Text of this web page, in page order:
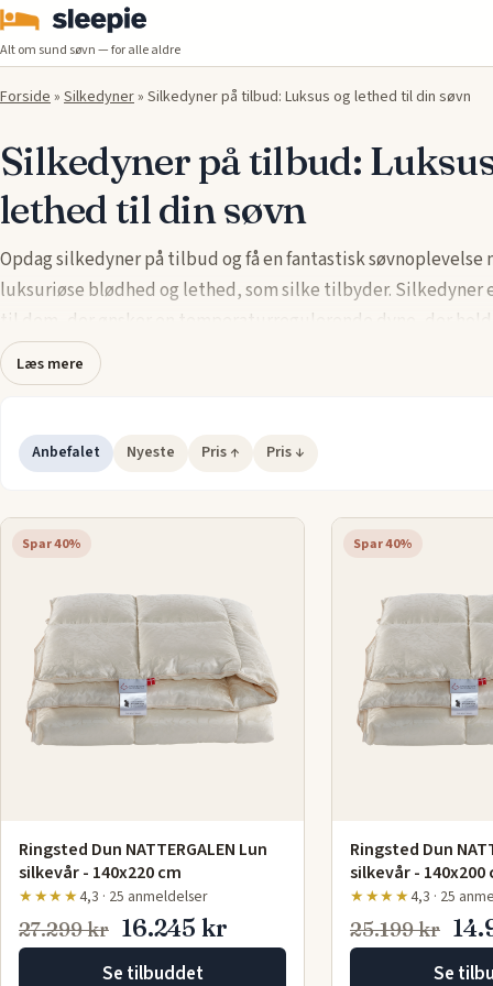
Alt om sund søvn — for alle aldre
Forside» Silkedyner» Silkedyner på tilbud: Luksus og lethed til din søvn
Silkedyner på tilbud:
lethed til din søvn
Opdag silkedyner på tilbud og få en fantastisk søvnoplevelse
luksuriøse blødhed og lethed, som silke tilbyder. Silkedyner
til dem, der ønsker en temperaturregulerende dyne, der
kølig om sommeren og varm om vinteren. Silken har naturlige
egenskaber, der fremmer en behagelig søvn ved at justere sig
Udnyt de fantastiske tilbud på silkedyner og oplev luksus og
som aldrig før. Vores silkedyner fås i forskellige størrelser og
opgradere din nattesøvn med den ultimative blødhed og
Læs mere
Anbefalet Nyeste Pris ↑ Pris ↓
Spar 40%
Ringsted Dun NATTERGALEN Lun
silkevår - 140x220 cm
★★★★4,3 · 25 anmeldelser
27.299 kr 16.245 kr
Se tilbuddet
Spar 40%
Ringsted Dun
silkevår - 140x200
★★★★4,3 · 25
25.199 kr
Se